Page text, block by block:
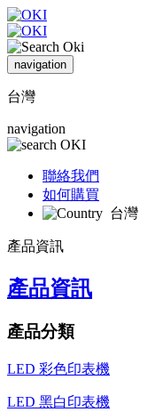
navigation
台灣
navigation
聯絡我們
如何購買
台灣
產品資訊
產品資訊
產品分類
LED 彩色印表機
LED 黑白印表機